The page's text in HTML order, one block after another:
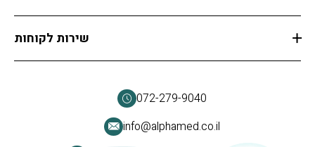
שירות לקוחות
072-279-9040
info@alphamed.co.il